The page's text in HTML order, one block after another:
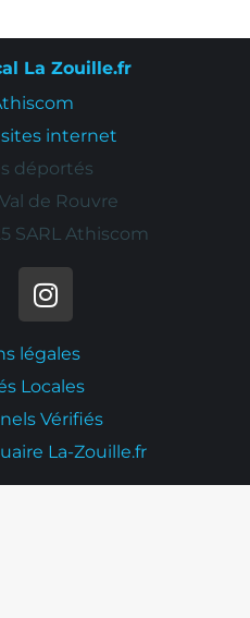
La Zouille.fr
internet
déportés
de Rouvre
SARL Athiscom
légales
Locales
Vérifiés
La-Zouille.fr